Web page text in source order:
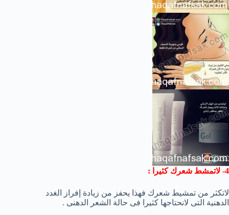
4- لاتمشط شعرك كثيرا :
لاتكثر من تمشيط شعرك فهذا يحفز من زيادة إفراز الغدد
الدهنية التى لانحتاجها كثيرا فى حالة الشعر الدهنى .